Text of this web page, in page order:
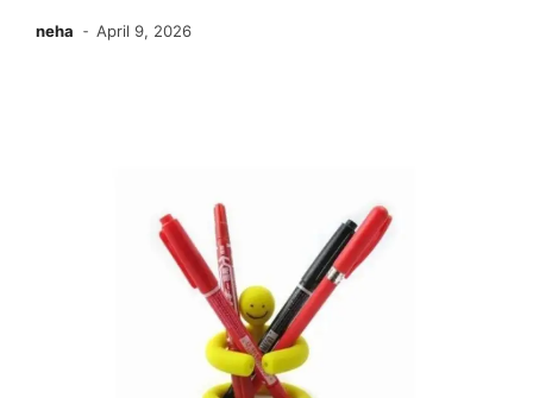
neha April 9, 2026